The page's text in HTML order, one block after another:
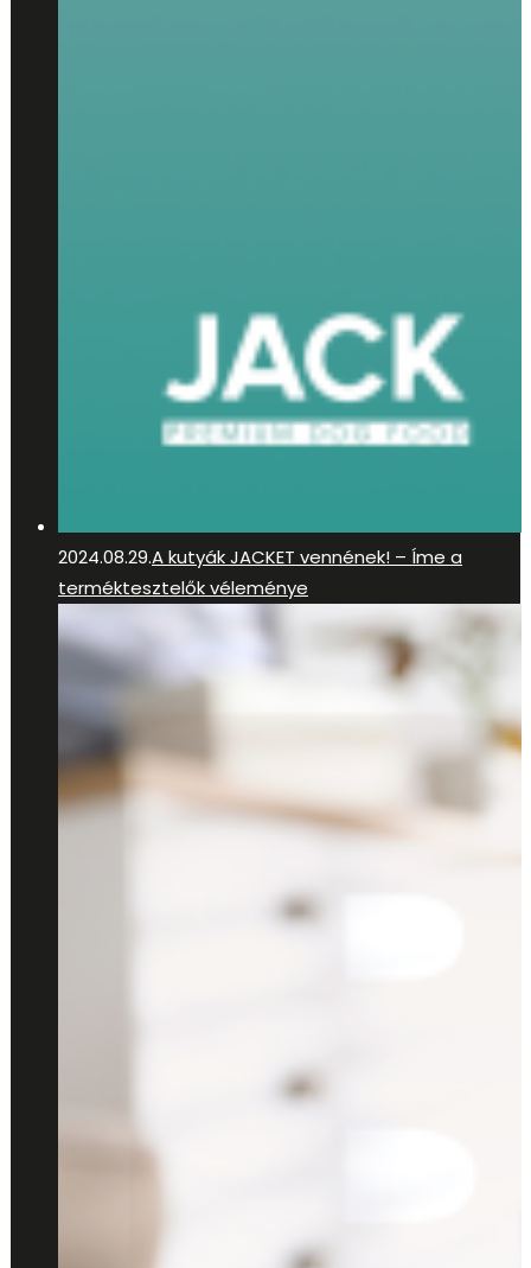
2024.08.29.A kutyák JACKET vennének! – Íme a
terméktesztelők véleménye